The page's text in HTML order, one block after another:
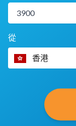
從
香港